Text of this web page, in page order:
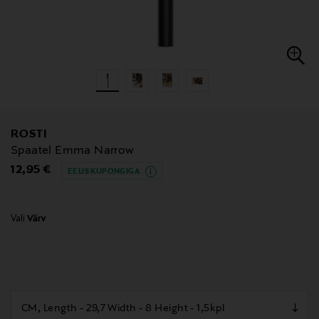
ROSTI
Spaatel Emma Narrow
Original Price
12,95 € EELIS KUPONGIGA
Vali Värv